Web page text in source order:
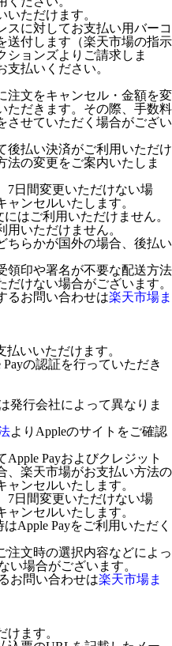
ただけます。
スに対してお支払い用バーコ
送付します（楽天市場の指示
ションズよりご請求しま
払いください。
注文をキャンセル・金額を変
ただきます。その際、手数料
させていただく場合がござい
後払い決済がご利用いただけ
法の変更をご案内いたしま
7日間変更いただけない場
ンセルいたします。
はご利用いただけません。
いただけません。
らかが国外の場合、後払い
印や署名が不要な配送方法
けない場合がございます。
るお問い合わせは楽天市場ま
払いいただけます。
の認証を行っていただき
発行会社によって異なりま
よりAppleのサイトをご確認
Payおよびクレジット
、楽天市場がお支払い方法の
ンセルいたします。
7日間変更いただけない場
ンセルいたします。
Apple Payをご利用いただく
注文時の選択内容などによっ
い場合がございます。
お問い合わせは楽天市場ま
ます。